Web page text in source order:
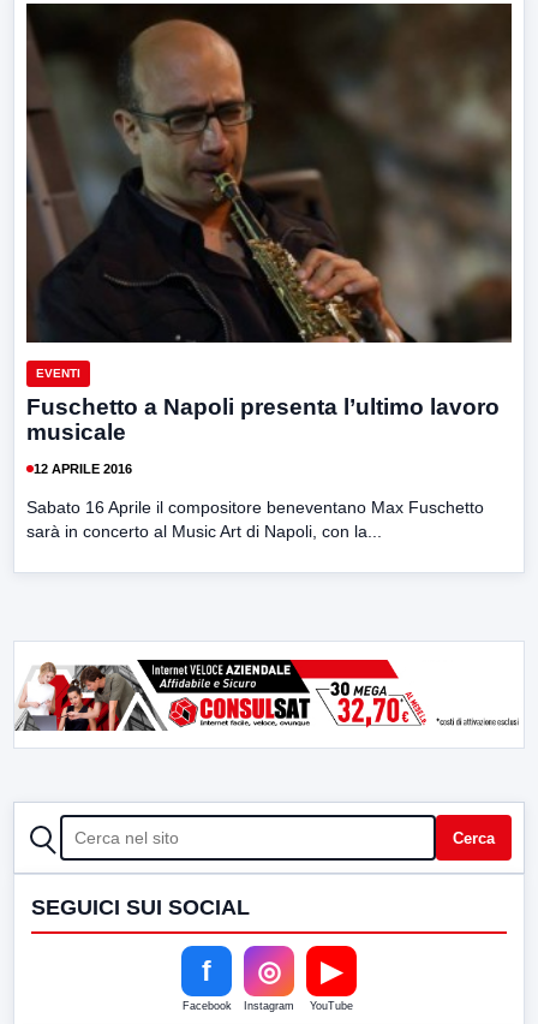
EVENTI
Fuschetto a Napoli presenta l’ultimo lavoro
musicale
12 APRILE 2016
Sabato 16 Aprile il compositore beneventano Max Fuschetto
sarà in concerto al Music Art di Napoli, con la...
CERCA Cerca
SEGUICI SUI SOCIAL
f
Facebook
◎
Instagram
▶
YouTube